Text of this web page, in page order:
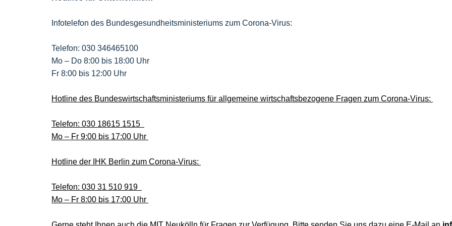
Infotelefon des Bundesgesundheitsministeriums zum Corona-Virus:
Telefon: 030 346465100
Mo – Do 8:00 bis 18:00 Uhr
Fr 8:00 bis 12:00 Uhr
Hotline des Bundeswirtschaftsministeriums für allgemeine wirtschaftsbezogene Fragen zum Corona-Virus:
Telefon: 030 18615 1515
Mo – Fr 9:00 bis 17:00 Uhr
Hotline der IHK Berlin zum Corona-Virus:
Telefon: 030 31 510 919
Mo – Fr 8:00 bis 17:00 Uhr